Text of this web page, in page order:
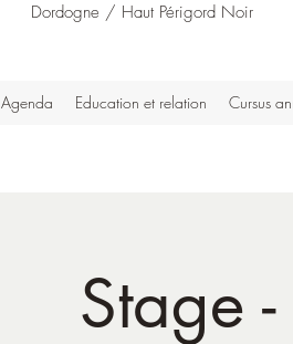
Dordogne / Haut Périgord Noir
Agenda Education et relation Cursus
Stage